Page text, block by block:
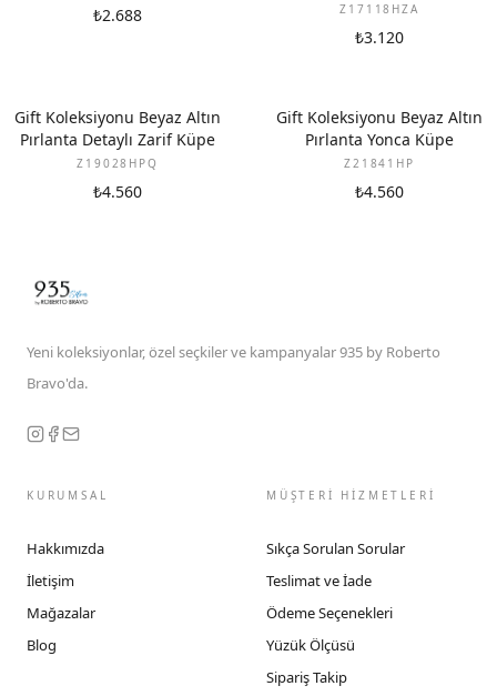
₺2.688 Z17118HZA
₺3.120
YENI
Gift Koleksiyonu Beyaz Altın
Pırlanta Detaylı Zarif Küpe
Z19028HPQ
₺4.560
YENI
Gift Koleksiyonu Beyaz Altın
Pırlanta Yonca Küpe
Z21841HP
₺4.560
Yeni koleksiyonlar, özel seçkiler ve kampanyalar 935 by Roberto
Bravo'da.
KURUMSAL
Hakkımızda
İletişim
Mağazalar
Blog
MÜŞTERİ HİZMETLERİ
Sıkça Sorulan Sorular
Teslimat ve İade
Ödeme Seçenekleri
Yüzük Ölçüsü
Sipariş Takip